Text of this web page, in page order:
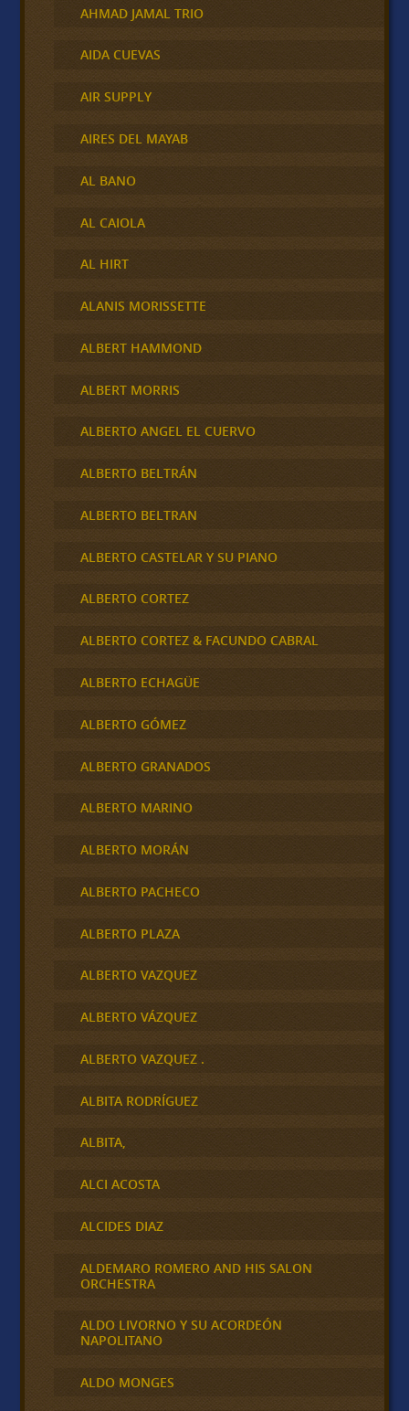
AHMAD JAMAL TRIO
AIDA CUEVAS
AIR SUPPLY
AIRES DEL MAYAB
AL BANO
AL CAIOLA
AL HIRT
ALANIS MORISSETTE
ALBERT HAMMOND
ALBERT MORRIS
ALBERTO ANGEL EL CUERVO
ALBERTO BELTRÁN
ALBERTO BELTRAN
ALBERTO CASTELAR Y SU PIANO
ALBERTO CORTEZ
ALBERTO CORTEZ & FACUNDO CABRAL
ALBERTO ECHAGÜE
ALBERTO GÓMEZ
ALBERTO GRANADOS
ALBERTO MARINO
ALBERTO MORÁN
ALBERTO PACHECO
ALBERTO PLAZA
ALBERTO VAZQUEZ
ALBERTO VÁZQUEZ
ALBERTO VAZQUEZ .
ALBITA RODRÍGUEZ
ALBITA,
ALCI ACOSTA
ALCIDES DIAZ
ALDEMARO ROMERO AND HIS SALON
ORCHESTRA
ALDO LIVORNO Y SU ACORDEÓN
NAPOLITANO
ALDO MONGES